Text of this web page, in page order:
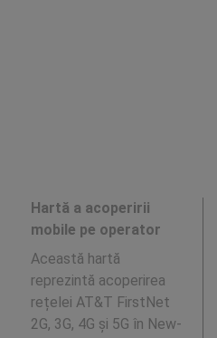
Hartă a acoperirii
mobile pe operator
Această hartă
reprezintă acoperirea
rețelei AT&T FirstNet
2G, 3G, 4G și 5G în New-